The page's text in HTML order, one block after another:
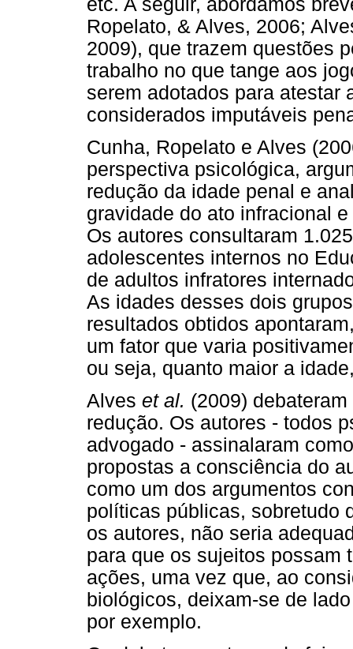
Ropelato, & Alves, 2006;
2009), que trazem questões
trabalho no que tange aos
serem adotados para atestar
considerados imputáveis
Cunha, Ropelato e Alves
perspectiva psicológica,
redução da idade penal e
gravidade do ato infracional
Os autores consultaram
adolescentes internos no
de adultos infratores
As idades desses dois
resultados obtidos
um fator que varia
ou seja, quanto maior a
Alves et al. (2009)
redução. Os autores - todos
advogado - assinalaram
propostas a consciência do
como um dos argumentos
políticas públicas, sobretudo
os autores, não seria
para que os sujeitos possam
ações, uma vez que, ao
biológicos, deixam-se de
por exemplo.